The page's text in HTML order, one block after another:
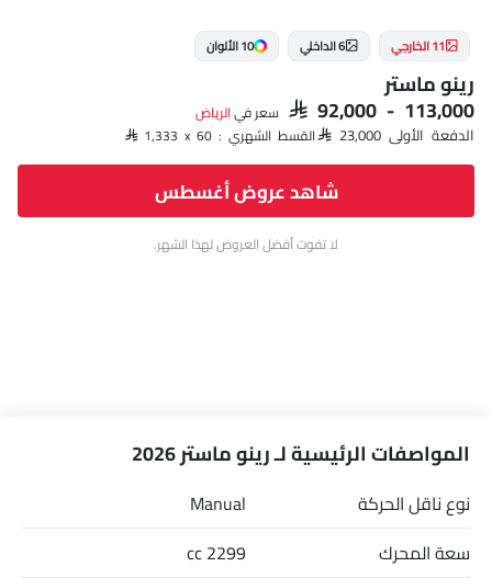
11 الخارجي 6 الداخلي 10 الألوان
رينو ماستر
SAR 92,000 - 113,000 سعر فيالرياض‎
الدفعة الأولى SAR 23,000 القسط الشهري : SAR 1,333 x 60
شاهد عروض أغسطس
لا تفوت أفضل العروض لهذا الشهر.
المواصفات الرئيسية لـ رينو ماستر 2026
نوع ناقل الحركة
Manual
سعة المحرك
2299 cc